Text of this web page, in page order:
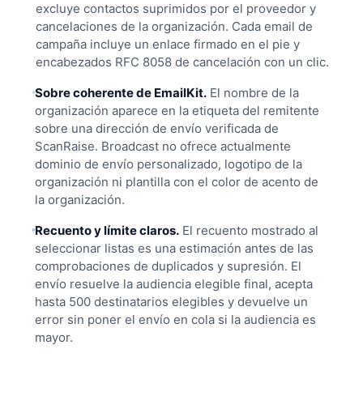
excluye contactos suprimidos por el proveedor y
cancelaciones de la organización. Cada email de
campaña incluye un enlace firmado en el pie y
encabezados RFC 8058 de cancelación con un clic.
Sobre coherente de EmailKit. El nombre de la
organización aparece en la etiqueta del remitente
sobre una dirección de envío verificada de
ScanRaise. Broadcast no ofrece actualmente
dominio de envío personalizado, logotipo de la
organización ni plantilla con el color de acento de
la organización.
Recuento y límite claros. El recuento mostrado al
seleccionar listas es una estimación antes de las
comprobaciones de duplicados y supresión. El
envío resuelve la audiencia elegible final, acepta
hasta 500 destinatarios elegibles y devuelve un
error sin poner el envío en cola si la audiencia es
mayor.